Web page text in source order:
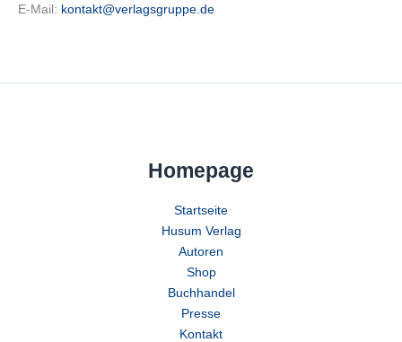
E-Mail: kontakt@verlagsgruppe.de
Homepage
Startseite
Husum Verlag
Autoren
Shop
Buchhandel
Presse
Kontakt